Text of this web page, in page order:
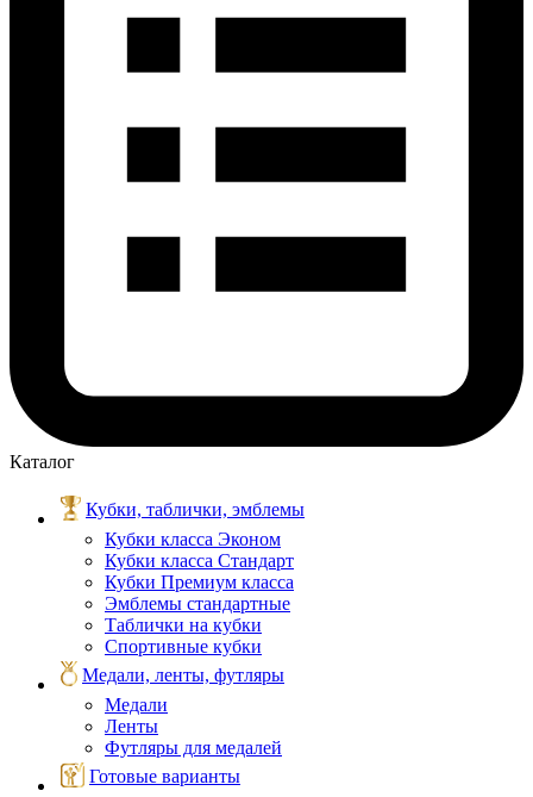
Каталог
Кубки, таблички, эмблемы
Кубки класса Эконом
Кубки класса Стандарт
Кубки Премиум класса
Эмблемы стандартные
Таблички на кубки
Спортивные кубки
Медали, ленты, футляры
Медали
Ленты
Футляры для медалей
Готовые варианты